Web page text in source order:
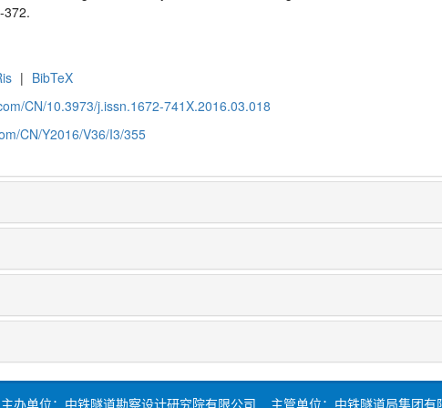
372.
| BibTeX
CN/10.3973/j.issn.1672-741X.2016.03.018
CN/Y2016/V36/I3/355
主办单位：中铁隧道勘察设计研究院有限公司 主管单位：中铁隧道局集团有